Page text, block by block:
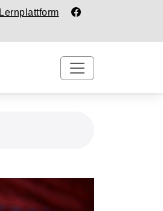
Lernplattform